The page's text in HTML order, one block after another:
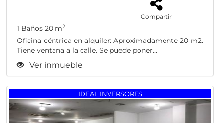
Compartir
1 Baños 20 m2
Oficina céntrica en alquiler: Aproximadamente 20 m2.
Tiene ventana a la calle. Se puede poner...
Ver inmueble
IDEAL INVERSORES
Previous